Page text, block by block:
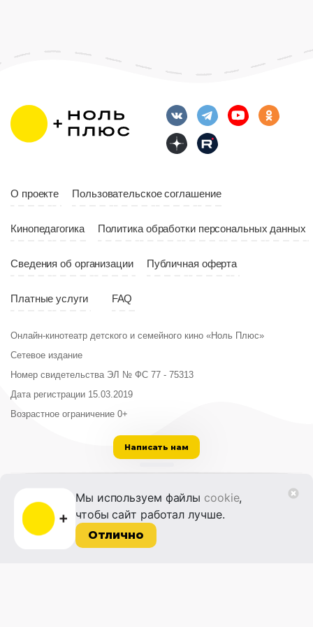
Мы используем файлы cookie,
чтобы сайт работал лучше.
Отлично
Год
Страна Россия
2023
О проекте Пользовательское соглашение
Кинопедагогика Политика обработки персональных данных
Сведения об организации Публичная оферта
Платные услуги FAQ
Онлайн-кинотеатр детского и семейного кино «Ноль Плюс»
Сетевое издание
Номер свидетельства ЭЛ № ФС 77 - 75313
Дата регистрации 15.03.2019
Возрастное ограничение 0+
Написать нам
ООО «Институт развития кино и медиа»
Лицензия на образовательную деятельность
№ Л035-01215-72/00614094 от 30 августа
2022 г.
© 2014-2026 Фонд «Жизнь и Дело»